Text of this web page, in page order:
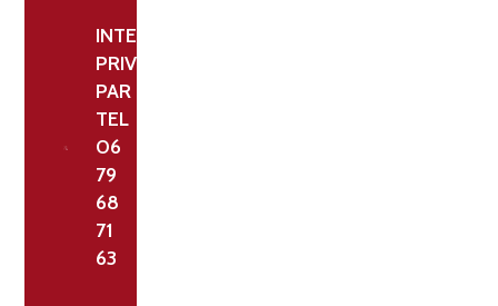
INTERLOCUTEUR
PRIVILÉGIÉ
PAR
TEL
06
79
68
71
63